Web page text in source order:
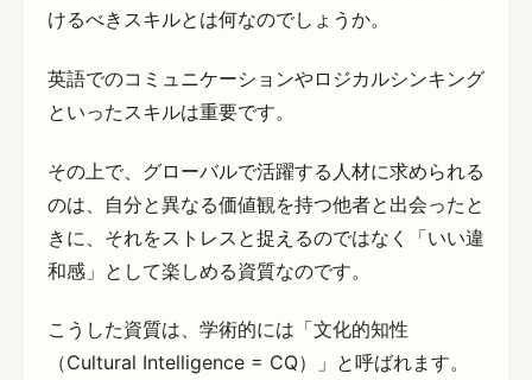
けるべきスキルとは何なのでしょうか。
英語でのコミュニケーションやロジカルシンキング
といったスキルは重要です。
その上で、グローバルで活躍する人材に求められる
のは、自分と異なる価値観を持つ他者と出会ったと
きに、それをストレスと捉えるのではなく「いい違
和感」として楽しめる資質なのです。
こうした資質は、学術的には「文化的知性
（Cultural Intelligence = CQ）」と呼ばれます。